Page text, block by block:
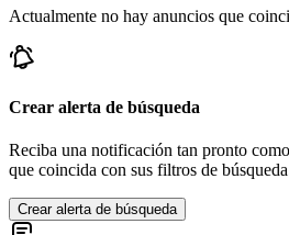
Actualmente no hay anuncios que
Crear alerta de búsqueda
Reciba una notificación tan pronto
que coincida con sus filtros de
Crear alerta de búsqueda